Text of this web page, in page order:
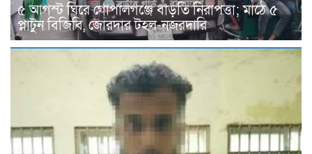
৫ আগস্ট ঘিরে গোপালগঞ্জে বাড়তি নিরাপত্তা; মাঠে ৫
প্লাটুন বিজিবি, জোরদার টহল-নজরদারি